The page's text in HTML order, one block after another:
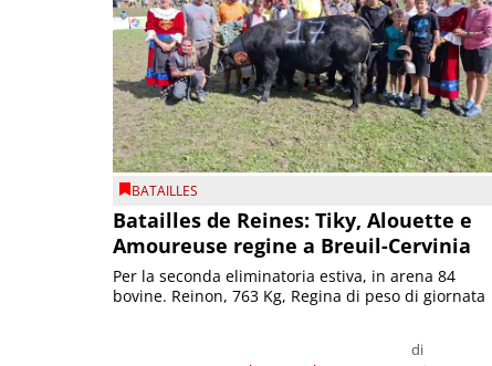
BATAILLES
Batailles de Reines: Tiky, Alouette e
Amoureuse regine a Breuil-Cervinia
di
Per la seconda eliminatoria estiva, in arena 84
bovine. Reinon, 763 Kg, Regina di peso di giornata